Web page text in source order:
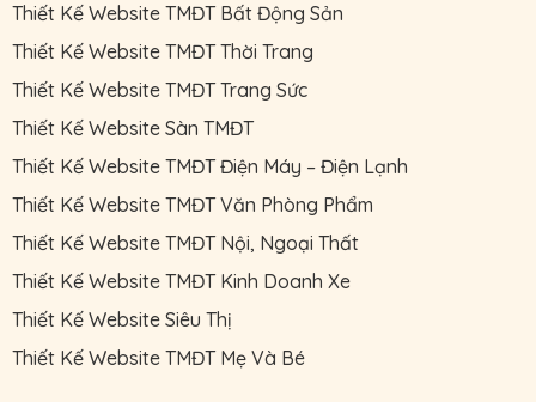
Thiết Kế Website TMĐT Bất Động Sản
Thiết Kế Website TMĐT Thời Trang
Thiết Kế Website TMĐT Trang Sức
Thiết Kế Website Sàn TMĐT
Thiết Kế Website TMĐT Điện Máy – Điện Lạnh
Thiết Kế Website TMĐT Văn Phòng Phẩm
Thiết Kế Website TMĐT Nội, Ngoại Thất
Thiết Kế Website TMĐT Kinh Doanh Xe
Thiết Kế Website Siêu Thị
Thiết Kế Website TMĐT Mẹ Và Bé